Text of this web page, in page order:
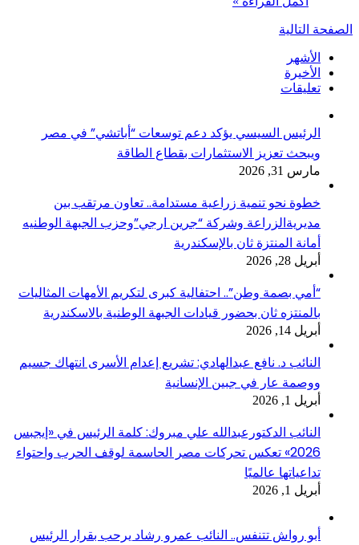
الصفحة التالية
الأشهر
الأخيرة
تعليقات
الرئيس السيسي يؤكد دعم توسعات “أباتشي” في مصر
ويبحث تعزيز الاستثمارات بقطاع الطاقة
مارس 31, 2026
خطوة نحو تنمية زراعية مستدامة.. تعاون مرتقب بين
مديريةالزراعة وشركة “جرين ارجي”وحزب الجبهة الوطنيه
أمانة المنتزة ثان بالإسكندرية
أبريل 28, 2026
“أمي بصمة وطن”.. احتفالية كبرى لتكريم الأمهات المثاليات
بالمنتزه ثان بحضور قيادات الجبهة الوطنية بالاسكندرية
أبريل 14, 2026
النائب د. نافع عبدالهادي: تشريع إعدام الأسرى انتهاك جسيم
ووصمة عار في جبين الإنسانية
أبريل 1, 2026
النائب الدكتورعبدالله علي مبروك: كلمة الرئيس في «إيجبس
2026» تعكس تحركات مصر الحاسمة لوقف الحرب واحتواء
تداعياتها عالميًا
أبريل 1, 2026
أبو رواش تتنفس.. النائب عمرو رشاد يرحب بقرار الرئيس